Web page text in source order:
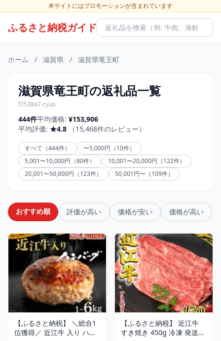
本サイトにはプロモーションが含まれています
ふるさと納税ガイド
ホーム / 滋賀県 / 滋賀県竜王町
滋賀県竜王町の返礼品一覧
f253847-ryuo
444件平均価格: ¥153,906
平均評価: ★4.8 （15,468件のレビュー）
すべて（444件）
〜5,000円（10件）
5,001〜10,000円（80件）
10,001〜20,000円（122件）
20,001〜50,000円（123件）
50,001円〜（109件）
おすすめ順 評価が高い 価格が安い 価格が高い
【ふるさと納税】 ＼総合1
位獲得／ 近江牛 入り ハン
【ふるさと納税】 近江牛
すき焼き 450g 冷凍 発送時